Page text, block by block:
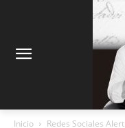
Inicio Redes Sociales Alert